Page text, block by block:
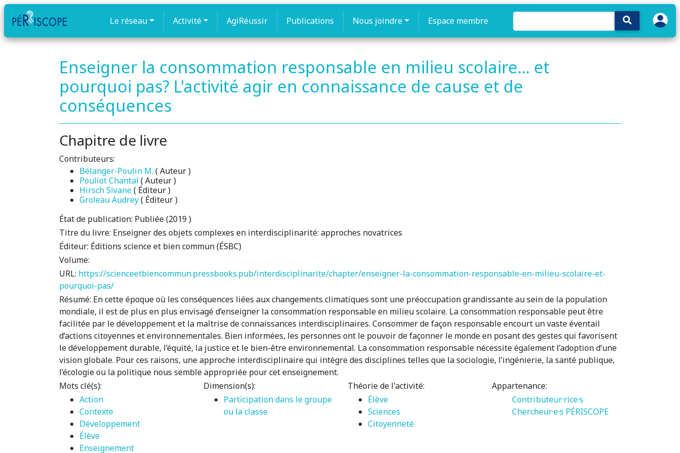
Le réseau Activité AgiRéussir Publications Nous joindre Espace membre
Enseigner la consommation responsable en milieu scolaire... et
pourquoi pas? L'activité agir en connaissance de cause et de
conséquences
Chapitre de livre
Contributeurs:
Bélanger-Poulin M. ( Auteur )
Pouliot Chantal ( Auteur )
Hirsch Sivane( Éditeur )
Groleau Audrey( Éditeur )
État de publication: Publiée (2019 )
Titre du livre: Enseigner des objets complexes en interdisciplinarité: approches novatrices
Éditeur: Éditions science et bien commun (ÉSBC)
Volume:
URL: https://scienceetbiencommun.pressbooks.pub/interdisciplinarite/chapter/enseigner-la-consommation-responsable-en-milieu-scolaire-et-
pourquoi-pas/
Résumé: En cette époque où les conséquences liées aux changements climatiques sont une préoccupation grandissante au sein de la population
mondiale, il est de plus en plus envisagé d’enseigner la consommation responsable en milieu scolaire. La consommation responsable peut être
facilitée par le développement et la maîtrise de connaissances interdisciplinaires. Consommer de façon responsable encourt un vaste éventail
d’actions citoyennes et environnementales. Bien informées, les personnes ont le pouvoir de façonner le monde en posant des gestes qui favorisent
le développement durable, l’équité, la justice et le bien-être environnemental. La consommation responsable nécessite également l’adoption d’une
vision globale. Pour ces raisons, une approche interdisciplinaire qui intègre des disciplines telles que la sociologie, l’ingénierie, la santé publique,
l’écologie ou la politique nous semble appropriée pour cet enseignement.
Mots clé(s):
Action
Contexte
Développement
Élève
Enseignement
Dimension(s):
Participation dans le groupe
ou la classe
Théorie de l'activité:
Élève
Sciences
Citoyenneté
Appartenance:
Contributeur·rice·s
Chercheur·e·s PÉRISCOPE